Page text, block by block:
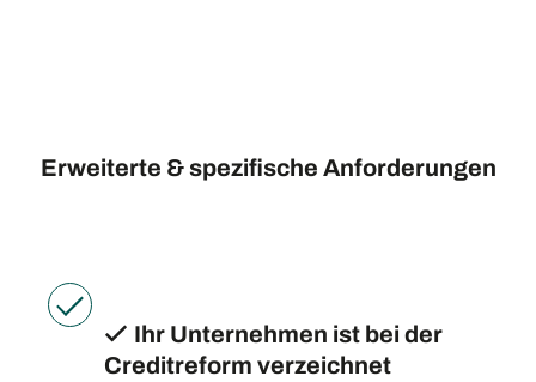
Erweiterte & spezifische Anforderungen
Ihr Unternehmen ist bei der
Creditreform verzeichnet